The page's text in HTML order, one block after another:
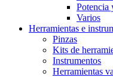
Potencia
Varios
Herramientas e
Pinzas
Kits de
Instrumentos
Herramientas